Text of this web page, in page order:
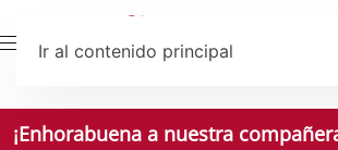
Ir al contenido principal
¡Enhorabuena a nuestra